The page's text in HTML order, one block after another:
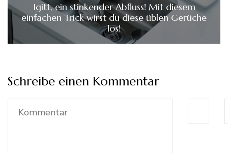
Igitt, ein stinkender Abfluss! Mit diesem
einfachen Trick wirst du diese üblen Gerüche
los!
Schreibe einen Kommentar